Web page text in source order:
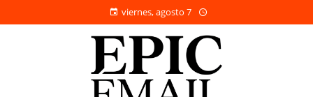
viernes, agosto 7